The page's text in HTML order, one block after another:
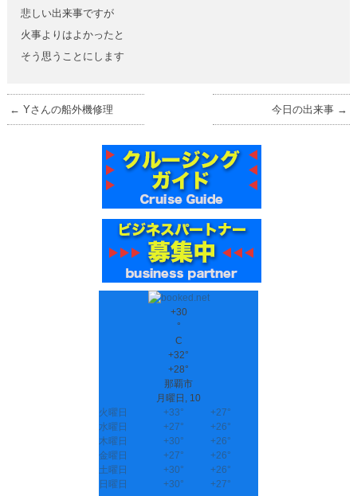
悲しい出来事ですが
火事よりはよかったと
そう思うことにします
← Yさんの船外機修理 今日の出来事 →
+30
°
C
+32°
+28°
那覇市
月曜日, 10
火曜日
+33° +27°
水曜日
+27° +26°
木曜日
+30° +26°
金曜日
+27° +26°
土曜日
+30° +26°
日曜日
+30° +27°